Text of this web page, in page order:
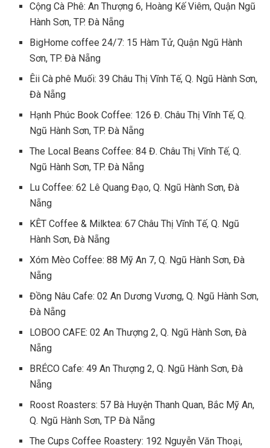
Cộng Cà Phê: An Thượng 6, Hoàng Kế Viêm, Quận Ngũ
Hành Sơn, TP. Đà Nẵng
BigHome coffee 24/7: 15 Hàm Tử, Quận Ngũ Hành
Sơn, TP. Đà Nẵng
Êii Cà phê Muối: 39 Châu Thị Vĩnh Tế, Q. Ngũ Hành Sơn,
Đà Nẵng
Hạnh Phúc Book Coffee: 126 Đ. Châu Thị Vĩnh Tế, Q.
Ngũ Hành Sơn, TP. Đà Nẵng
The Local Beans Coffee: 84 Đ. Châu Thị Vĩnh Tế, Q.
Ngũ Hành Sơn, TP. Đà Nẵng
Lu Coffee: 62 Lê Quang Đạo, Q. Ngũ Hành Sơn, Đà
Nẵng
KÊT Coffee & Milktea: 67 Châu Thị Vĩnh Tế, Q. Ngũ
Hành Sơn, Đà Nẵng
Xóm Mèo Coffee: 88 Mỹ An 7, Q. Ngũ Hành Sơn, Đà
Nẵng
Đồng Nâu Cafe: 02 An Dương Vương, Q. Ngũ Hành Sơn,
Đà Nẵng
LOBOO CAFE: 02 An Thượng 2, Q. Ngũ Hành Sơn, Đà
Nẵng
BRÉCO Cafe: 49 An Thượng 2, Q. Ngũ Hành Sơn, Đà
Nẵng
Roost Roasters: 57 Bà Huyện Thanh Quan, Bắc Mỹ An,
Q. Ngũ Hành Sơn, TP Đà Nẵng
The Cups Coffee Roastery: 192 Nguyễn Văn Thoại,